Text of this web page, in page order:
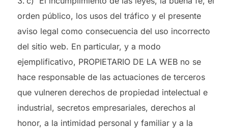
orden público, los usos del tráfico y el presente
aviso legal como consecuencia del uso incorrecto
del sitio web. En particular, y a modo
ejemplificativo, PROPIETARIO DE LA WEB no se
hace responsable de las actuaciones de terceros
que vulneren derechos de propiedad intelectual e
industrial, secretos empresariales, derechos al
honor, a la intimidad personal y familiar y a la